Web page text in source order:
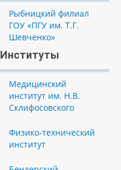
Рыбницкий филиал
ГОУ «ПГУ им. Т.Г.
Шевченко»
Институты
Медицинский
институт им. Н.В.
Склифосовского
Физико-технический
институт